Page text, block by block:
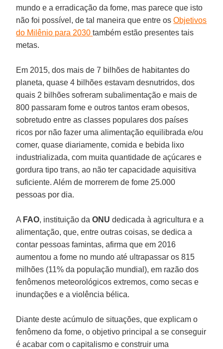
mundo e a erradicação da fome, mas parece que isto
não foi possível, de tal maneira que entre osObjetivos
do Milênio para 2030também estão presentes tais
metas.
Em 2015, dos mais de 7 bilhões de habitantes do
planeta, quase 4 bilhões estavam desnutridos, dos
quais 2 bilhões sofreram subalimentação e mais de
800 passaram fome e outros tantos eram obesos,
sobretudo entre as classes populares dos países
ricos por não fazer uma alimentação equilibrada e/ou
comer, quase diariamente, comida e bebida lixo
industrializada, com muita quantidade de açúcares e
gordura tipo trans, ao não ter capacidade aquisitiva
suficiente. Além de morrerem de fome 25.000
pessoas por dia.
A FAO, instituição daONU dedicada à agricultura e a
alimentação, que, entre outras coisas, se dedica a
contar pessoas famintas, afirma que em 2016
aumentou a fome no mundo até ultrapassar os 815
milhões (11% da população mundial), em razão dos
fenômenos meteorológicos extremos, como secas e
inundações e a violência bélica.
Diante deste acúmulo de situações, que explicam o
fenômeno da fome, o objetivo principal a se conseguir
é acabar com o capitalismo e construir uma